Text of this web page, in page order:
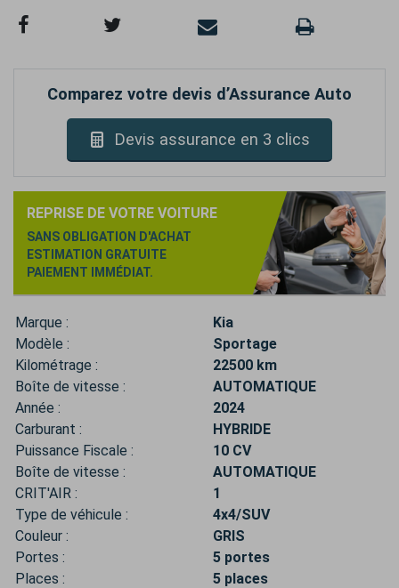
Comparez votre devis d’Assurance Auto
Devis assurance en 3 clics
REPRISE DE VOTRE VOITURE
SANS OBLIGATION D'ACHAT
ESTIMATION GRATUITE
PAIEMENT IMMÉDIAT.
Marque :
Kia
Modèle :
Sportage
Kilométrage :
22500 km
Boîte de vitesse :
AUTOMATIQUE
Année :
2024
Carburant :
HYBRIDE
Puissance Fiscale :
10 CV
Boîte de vitesse :
AUTOMATIQUE
CRIT'AIR :
1
Type de véhicule :
4x4/SUV
Couleur :
GRIS
Portes :
5 portes
Places :
5 places